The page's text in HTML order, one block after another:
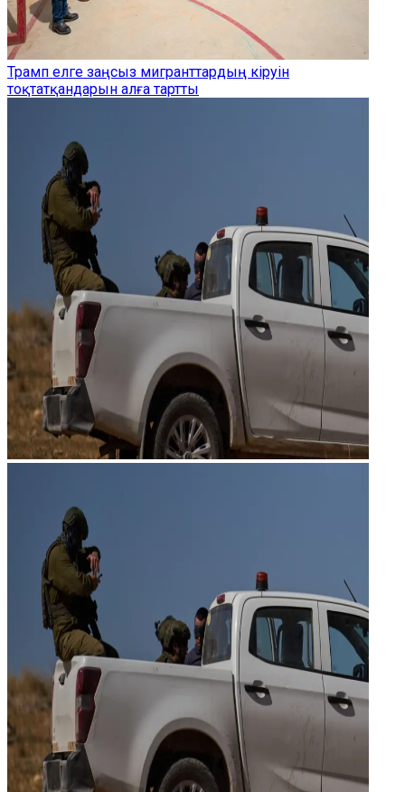
Трамп елге заңсыз мигранттардың кіруін
тоқтатқандарын алға тартты